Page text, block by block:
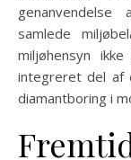
samlede
miljøhensyn
integreret del af
diamantboring i